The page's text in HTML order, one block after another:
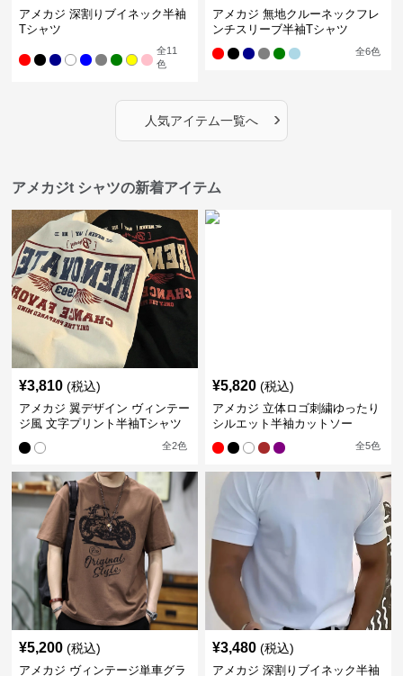
アメカジ 深割りブイネック半袖
Tシャツ
全11
色
アメカジ 無地クルーネックフレ
ンチスリーブ半袖Tシャツ
全6色
人気アイテム一覧へ ›
アメカジt シャツの新着アイテム
¥3,810 (税込)
アメカジ 翼デザイン ヴィンテー
ジ風 文字プリント半袖Tシャツ
全2色
¥5,820 (税込)
アメカジ 立体ロゴ刺繍ゆったり
シルエット半袖カットソー
全5色
¥5,200 (税込)
アメカジ ヴィンテージ単車グラ
¥3,480 (税込)
アメカジ 深割りブイネック半袖